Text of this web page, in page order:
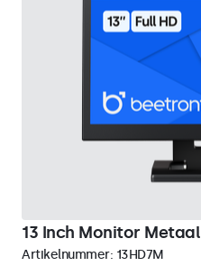
13 Inch Monitor Metaal
Artikelnummer: 13HD7M